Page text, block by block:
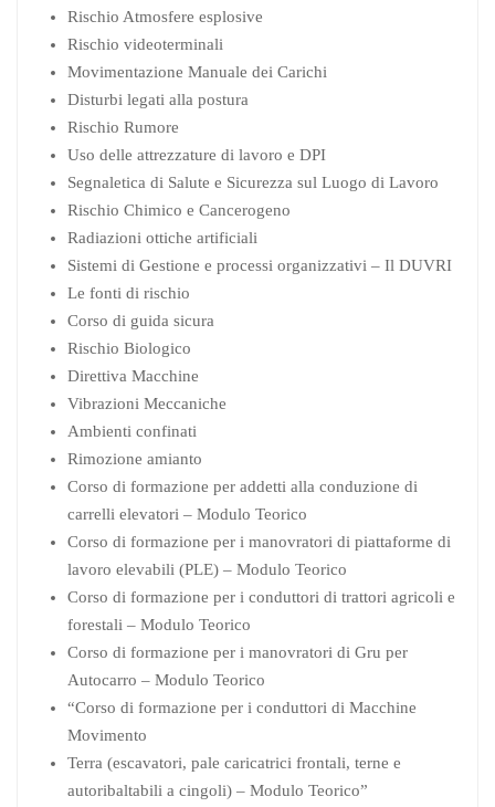
Rischio Atmosfere esplosive
Rischio videoterminali
Movimentazione Manuale dei Carichi
Disturbi legati alla postura
Rischio Rumore
Uso delle attrezzature di lavoro e DPI
Segnaletica di Salute e Sicurezza sul Luogo di Lavoro
Rischio Chimico e Cancerogeno
Radiazioni ottiche artificiali
Sistemi di Gestione e processi organizzativi – Il DUVRI
Le fonti di rischio
Corso di guida sicura
Rischio Biologico
Direttiva Macchine
Vibrazioni Meccaniche
Ambienti confinati
Rimozione amianto
Corso di formazione per addetti alla conduzione di
carrelli elevatori – Modulo Teorico
Corso di formazione per i manovratori di piattaforme di
lavoro elevabili (PLE) – Modulo Teorico
Corso di formazione per i conduttori di trattori agricoli e
forestali – Modulo Teorico
Corso di formazione per i manovratori di Gru per
Autocarro – Modulo Teorico
“Corso di formazione per i conduttori di Macchine
Movimento
Terra (escavatori, pale caricatrici frontali, terne e
autoribaltabili a cingoli) – Modulo Teorico”